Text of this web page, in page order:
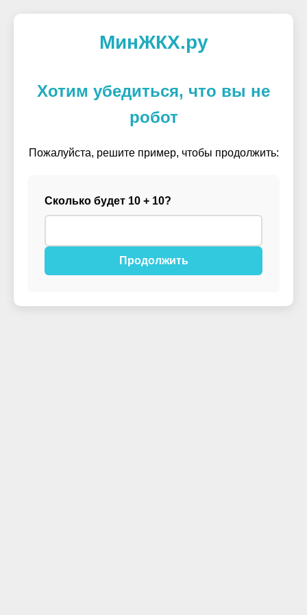
МинЖКХ.ру
Хотим убедиться, что вы не
робот
Пожалуйста, решите пример, чтобы продолжить:
Сколько будет 10 + 10?
Продолжить